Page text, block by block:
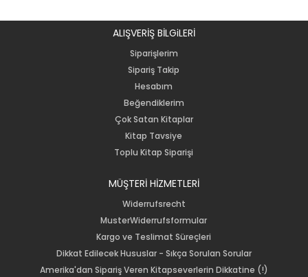
ALIŞVERİŞ BİLGiLERİ
Siparişlerim
Sipariş Takip
Hesabım
Beğendiklerim
Çok Satan Kitaplar
Kitap Tavsiye
Toplu Kitap Siparişi
MÜŞTERİ HİZMETLERİ
Widerrufsrecht
MusterWiderrufsformular
Kargo ve Teslimat Süreçleri
Dikkat Edilecek Hususlar - Sıkça Sorulan Sorular
Amerika'dan Sipariş Veren Kitapseverlerin Dikkatine (!)